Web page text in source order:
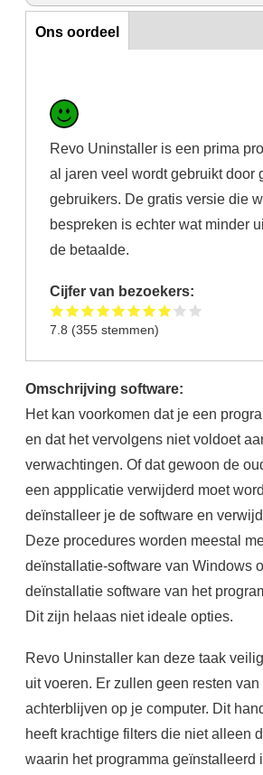
Horizontal Tabs
Ons oordeel
Revo Uninstaller is een prima
al jaren veel wordt gebruikt door
gebruikers. De gratis versie die
bespreken is echter wat minder
de betaalde.
Cijfer van bezoekers:
7.8 (355 stemmen)
Omschrijving software:
Het kan voorkomen dat je een
en dat het vervolgens niet voldoet
verwachtingen. Of dat gewoon de
een appplicatie verwijderd moet
deïnstalleer je de software en
Deze procedures worden meestal
deïnstallatie-software van Windows
deïnstallatie software van het
Dit zijn helaas niet ideale opties.
Revo Uninstaller kan deze taak
uit voeren. Er zullen geen resten
achterblijven op je computer. Dit
heeft krachtige filters die niet alleen
waarin het programma geïnstalleerd